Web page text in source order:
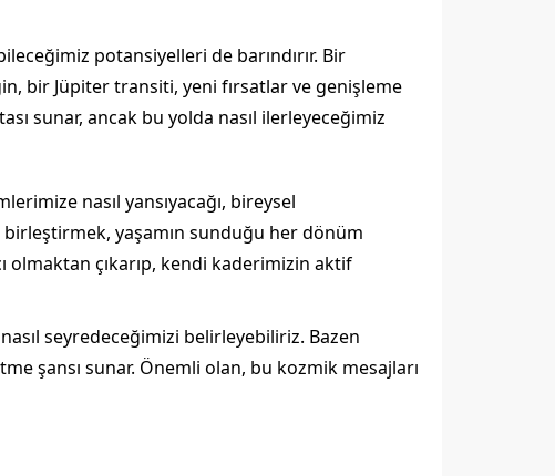
potansiyelleri de barındırır. Bir
bir Jüpiter transiti, yeni fırsatlar ve genişleme
sunar, ancak bu yolda nasıl ilerleyeceğimiz
nasıl yansıyacağı, bireysel
birleştirmek, yaşamın sunduğu her dönüm
olmaktan çıkarıp, kendi kaderimizin aktif
seyredeceğimizi belirleyebiliriz. Bazen
şansı sunar. Önemli olan, bu kozmik mesajları